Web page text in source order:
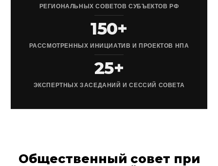
РЕГИОНАЛЬНЫХ СОВЕТОВ СУБЪЕКТОВ РФ
150+
РАССМОТРЕННЫХ ИНИЦИАТИВ И ПРОЕКТОВ НПА
25+
ЭКСПЕРТНЫХ ЗАСЕДАНИЙ И СЕССИЙ СОВЕТА
Общественный совет при